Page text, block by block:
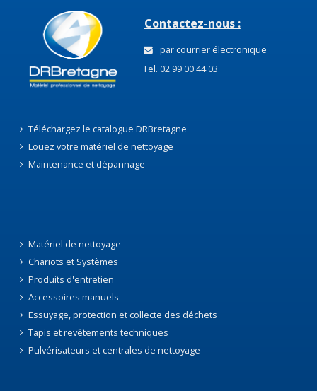
Contactez-nous :
par courrier électronique
Tel. 02 99 00 44 03
Téléchargez le catalogue DRBretagne
Louez votre matériel de nettoyage
Maintenance et dépannage
Matériel de nettoyage
Chariots et Systèmes
Produits d'entretien
Accessoires manuels
Essuyage, protection et collecte des déchets
Tapis et revêtements techniques
Pulvérisateurs et centrales de nettoyage